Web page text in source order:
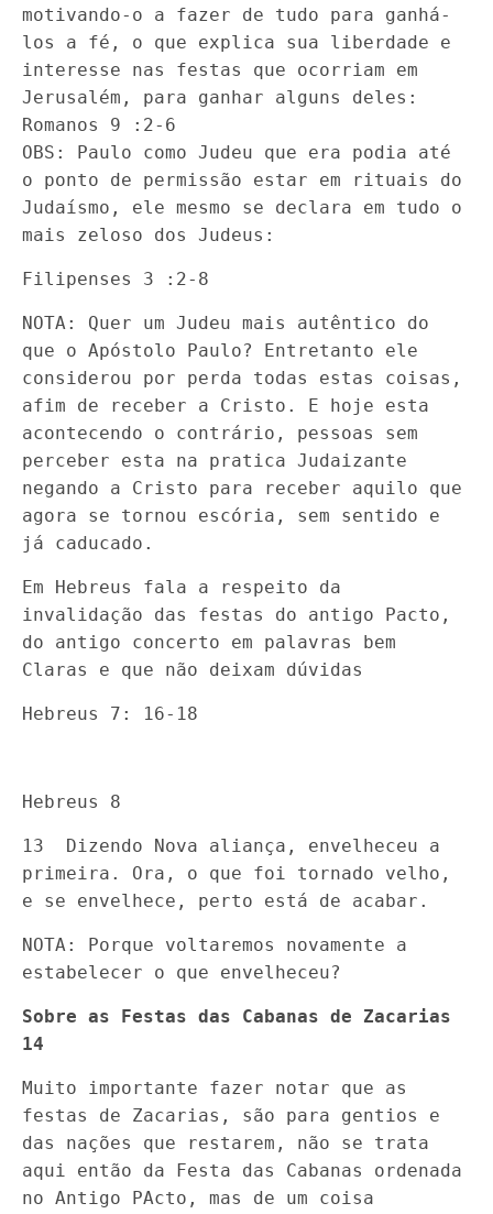
motivando-o a fazer de tudo para ganhá-
los a fé, o que explica sua liberdade e
interesse nas festas que ocorriam em
Jerusalém, para ganhar alguns deles:
Romanos 9 :2-6
OBS: Paulo como Judeu que era podia até
o ponto de permissão estar em rituais do
Judaísmo, ele mesmo se declara em tudo o
mais zeloso dos Judeus:
Filipenses 3 :2-8
NOTA: Quer um Judeu mais autêntico do
que o Apóstolo Paulo? Entretanto ele
considerou por perda todas estas coisas,
afim de receber a Cristo. E hoje esta
acontecendo o contrário, pessoas sem
perceber esta na pratica Judaizante
negando a Cristo para receber aquilo que
agora se tornou escória, sem sentido e
já caducado.
Em Hebreus fala a respeito da
invalidação das festas do antigo Pacto,
do antigo concerto em palavras bem
Claras e que não deixam dúvidas
Hebreus 7: 16-18
Hebreus 8
13 Dizendo Nova aliança, envelheceu a
primeira. Ora, o que foi tornado velho,
e se envelhece, perto está de acabar.
NOTA: Porque voltaremos novamente a
estabelecer o que envelheceu?
Sobre as Festas das Cabanas de Zacarias
14
Muito importante fazer notar que as
festas de Zacarias, são para gentios e
das nações que restarem, não se trata
aqui então da Festa das Cabanas ordenada
no Antigo PActo, mas de um coisa